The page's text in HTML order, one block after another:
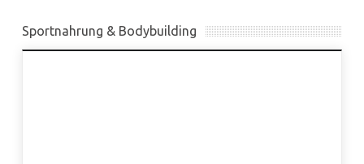
Sportnahrung & Bodybuilding